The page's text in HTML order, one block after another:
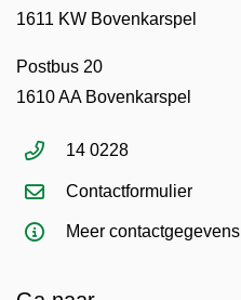
1611 KW Bovenkarspel
Postbus 20
1610 AA Bovenkarspel
14 0228
Contactformulier
Meer contactgegevens